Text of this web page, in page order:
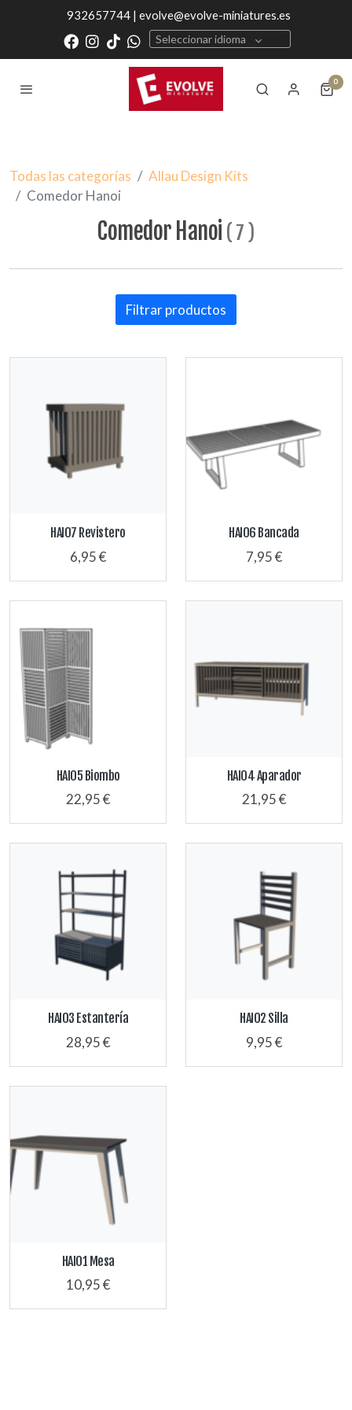
932657744 | evolve@evolve-miniatures.es
Seleccionar idioma
0
Todas las categorías
Allau Design Kits
Comedor Hanoi
Comedor Hanoi ( 7 )
Filtrar productos
HAI07 Revistero
6,95 €
HAI06 Bancada
7,95 €
HAI05 Biombo
22,95 €
HAI04 Aparador
21,95 €
HAI03 Estantería
28,95 €
HAI02 Silla
9,95 €
HAI01 Mesa
10,95 €